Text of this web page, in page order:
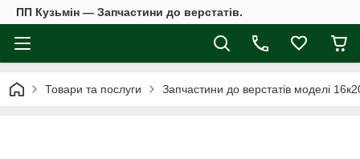
ПП Кузьмін — Запчастини до верстатів.
Товари та послуги Запчастини до верстатів моделі